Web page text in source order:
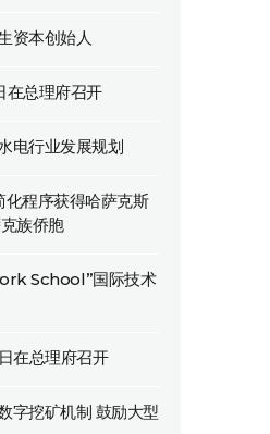
资本创始人
在总理府召开
电行业发展规划
程序获得哈萨克斯
族侨胞
School”国际技术
在总理府召开
字挖矿机制 鼓励大型